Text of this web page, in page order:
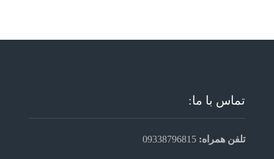
تماس با ما:
تلفن همراه: 09338796815